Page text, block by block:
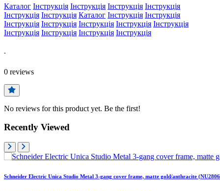
Каталог Інструкція Інструкція Інструкція Інструкція
Інструкція Інструкція Каталог Інструкція Інструкція
Інструкція Інструкція Інструкція Інструкція Інструкція
Інструкція Інструкція Інструкція Інструкція
-
0 reviews
No reviews for this product yet. Be the first!
Recently Viewed
Schneider Electric Unica Studio Metal 3-gang cover frame, matte gold/anthracite